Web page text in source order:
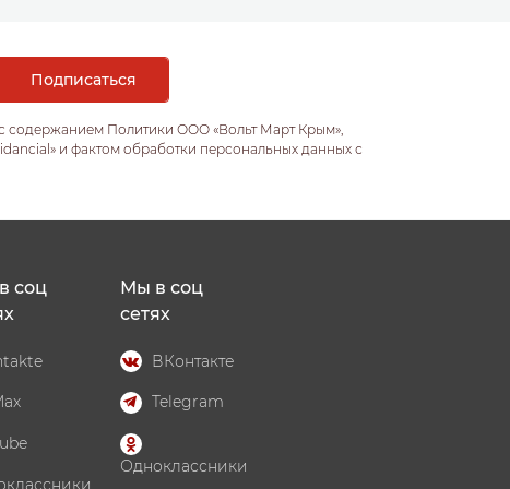
содержанием Политики ООО «Вольт Март Крым»,
и фактом обработки персональных данных с
соц
Мы в соц
сетях
ВКонтакте
Telegram
Одноклассники